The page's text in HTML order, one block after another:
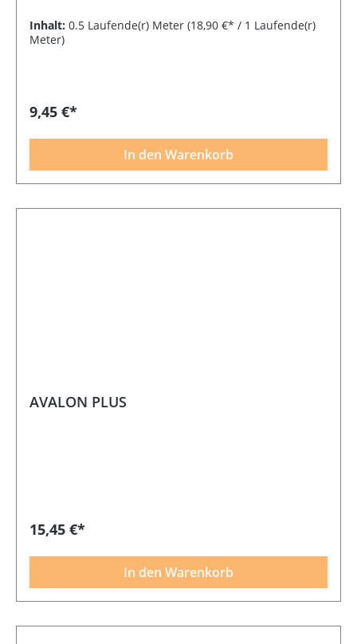
Inhalt: 0.5 Laufende(r) Meter (18,90 €* / 1 Laufende(r)
Meter)
9,45 €*
In den Warenkorb
AVALON PLUS
15,45 €*
In den Warenkorb